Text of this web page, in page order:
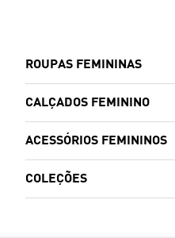
ROUPAS FEMININAS
CALÇADOS FEMININO
ACESSÓRIOS FEMININOS
COLEÇÕES